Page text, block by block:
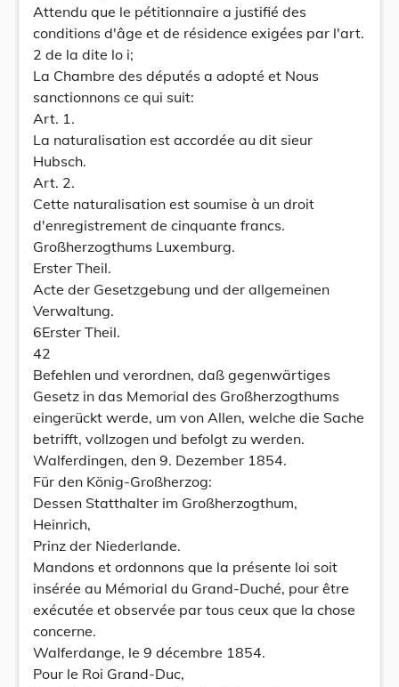
Attendu que le pétitionnaire a justifié des
conditions d'âge et de résidence exigées par l'art.
2 de la dite lo i;
La Chambre des députés a adopté et Nous
sanctionnons ce qui suit:
Art. 1.
La naturalisation est accordée au dit sieur
Hubsch.
Art. 2.
Cette naturalisation est soumise à un droit
d'enregistrement de cinquante francs.
Großherzogthums Luxemburg.
Erster Theil.
Acte der Gesetzgebung und der allgemeinen
Verwaltung.
6Erster Theil.
42
Befehlen und verordnen, daß gegenwärtiges
Gesetz in das Memorial des Großherzogthums
eingerückt werde, um von Allen, welche die Sache
betrifft, vollzogen und befolgt zu werden.
Walferdingen, den 9. Dezember 1854.
Für den König-Großherzog:
Dessen Statthalter im Großherzogthum,
Heinrich,
Prinz der Niederlande.
Mandons et ordonnons que la présente loi soit
insérée au Mémorial du Grand-Duché, pour être
exécutée et observée par tous ceux que la chose
concerne.
Walferdange, le 9 décembre 1854.
Pour le Roi Grand-Duc,